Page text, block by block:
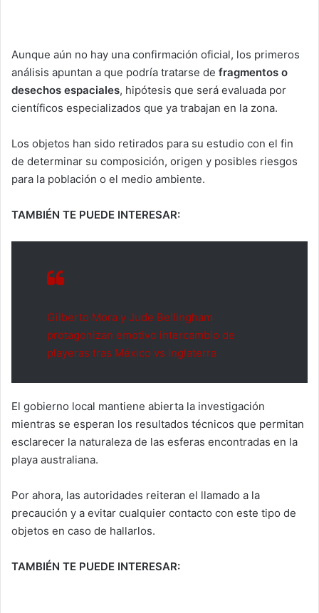
Aunque aún no hay una confirmación oficial, los primeros
análisis apuntan a que podría tratarse de fragmentos o
desechos espaciales, hipótesis que será evaluada por
científicos especializados que ya trabajan en la zona.
Los objetos han sido retirados para su estudio con el fin
de determinar su composición, origen y posibles riesgos
para la población o el medio ambiente.
TAMBIÉN TE PUEDE INTERESAR:
Gilberto Mora y Jude Bellingham
protagonizan emotivo intercambio de
playeras tras México vs Inglaterra
El gobierno local mantiene abierta la investigación
mientras se esperan los resultados técnicos que permitan
esclarecer la naturaleza de las esferas encontradas en la
playa australiana.
Por ahora, las autoridades reiteran el llamado a la
precaución y a evitar cualquier contacto con este tipo de
objetos en caso de hallarlos.
TAMBIÉN TE PUEDE INTERESAR: